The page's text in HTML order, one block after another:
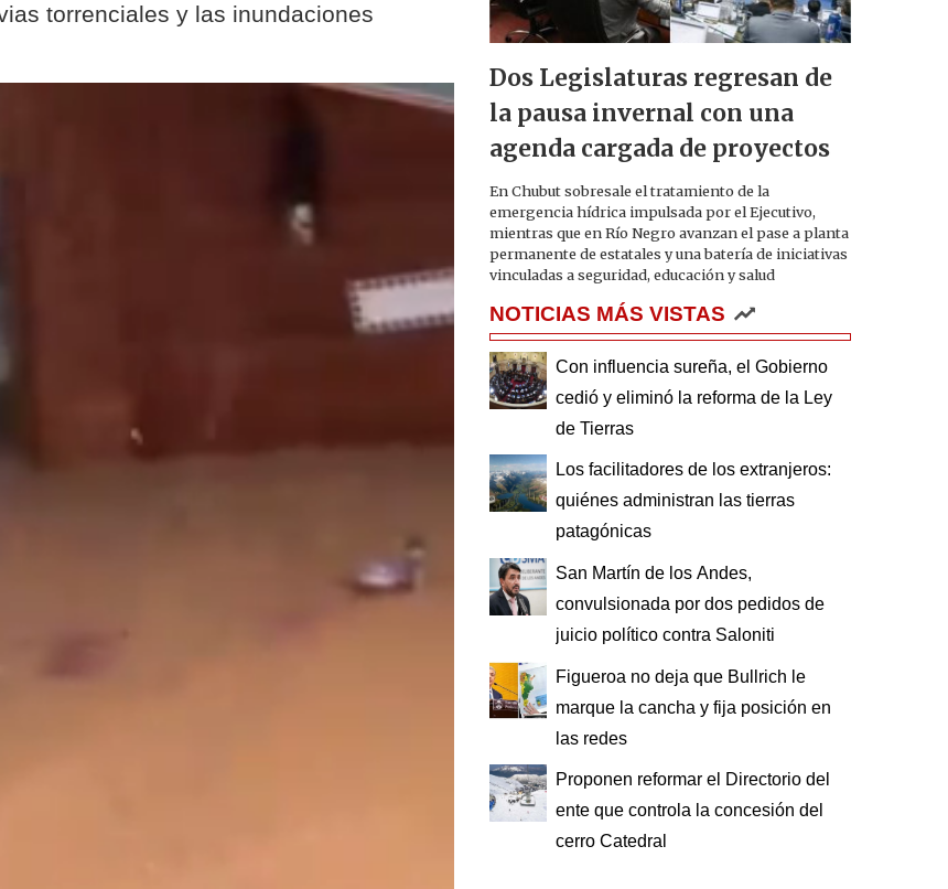
torrenciales y las inundaciones
Dos Legislaturas regresan de
la pausa invernal con una
agenda cargada de proyectos
En Chubut sobresale el tratamiento de la
emergencia hídrica impulsada por el Ejecutivo,
mientras que en Río Negro avanzan el pase a planta
permanente de estatales y una batería de iniciativas
vinculadas a seguridad, educación y salud
NOTICIAS MÁS VISTAS
Con influencia sureña, el Gobierno
cedió y eliminó la reforma de la Ley
de Tierras
Los facilitadores de los extranjeros:
quiénes administran las tierras
patagónicas
San Martín de los Andes,
convulsionada por dos pedidos de
juicio político contra Saloniti
Figueroa no deja que Bullrich le
marque la cancha y fija posición en
las redes
Proponen reformar el Directorio del
ente que controla la concesión del
cerro Catedral